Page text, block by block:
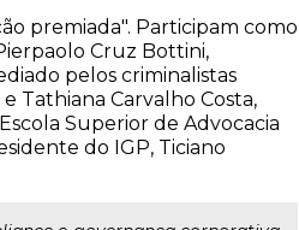
premiada". Participam como
Cruz Bottini,
pelos criminalistas
Tathiana Carvalho Costa,
Superior de Advocacia
do IGP, Ticiano